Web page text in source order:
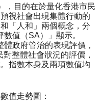
，目的在於量化香港市民
視社會出現集體行動的
「人和」兩個概念，分
值（SA）」顯示。
體政府管治的表現評價，
整體社會狀況的評價，
指數本身及兩項數值均
值走勢圖：